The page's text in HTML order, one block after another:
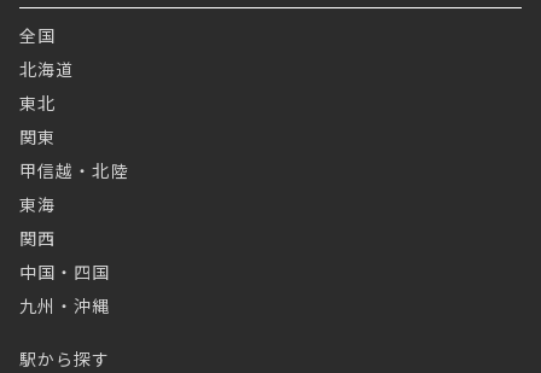
全国
北海道
東北
関東
甲信越・北陸
東海
関西
中国・四国
九州・沖縄
駅から探す